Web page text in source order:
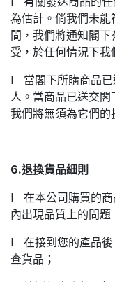
為估計。倘我們未
間，我們將通知閣
受，於任何情況下我
l 當閣下所購商品已
人。當商品已送交
我們將無須為它們的
6.退換貨品細則
l 在本公司購買的商
內出現品質上的問題
l 在接到您的產品後
查貨品；